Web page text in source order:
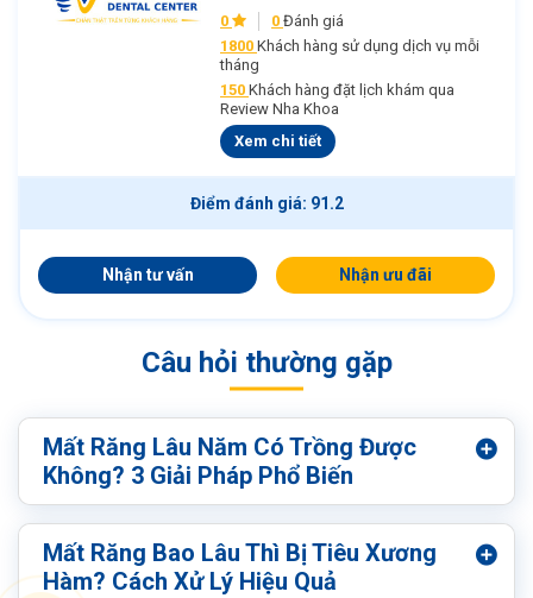
0
0 Đánh giá
1800 Khách hàng sử dụng dịch vụ mỗi
tháng
150 Khách hàng đặt lịch khám qua
Review Nha Khoa
Xem chi tiết
Điểm đánh giá: 91.2
Nhận tư vấn Nhận ưu đãi
Câu hỏi thường gặp
Mất Răng Lâu Năm Có Trồng Được
Không? 3 Giải Pháp Phổ Biến
Mất Răng Bao Lâu Thì Bị Tiêu Xương
Hàm? Cách Xử Lý Hiệu Quả